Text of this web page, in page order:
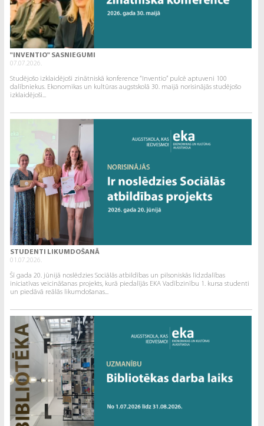
"INVENTIO" SASNIEGUMI
07.07.2026.
Studējošo izklaidējoši zinātniskā konference “Inventio” pulcē aptuveni 100
dalībniekus. Ekonomikas un kultūras augstskolā 30. maijā norisinājās studējošo
izklaidējoši...
STUDENTI LIKUMDOŠANĀ
01.07.2026.
Šī gada 20. jūnijā noslēdzies Sociālās atbildības un pilsoniskās līdzdalības
iniciatīvas veicināšanas projekts, kurā piedalījās EKA Vadībzinību 1. kursa studenti
un piedāvā reālās likumdošanas...